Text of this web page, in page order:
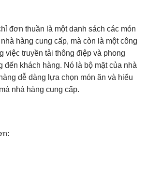
đơn thuần là một danh sách các món
hàng cung cấp, mà còn là một công
việc truyền tải thông điệp và phong
đến khách hàng. Nó là bộ mặt của nhà
dễ dàng lựa chọn món ăn và hiểu
nhà hàng cung cấp.